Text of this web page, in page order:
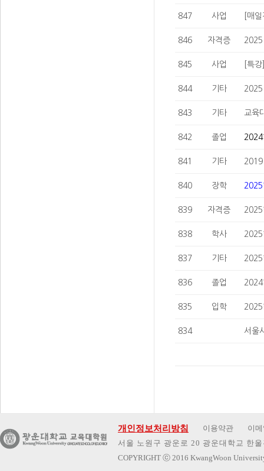
847 사업 [매
846 자격증 2025
845 사업 [특
844 기타 2025
843 기타 교육
842 졸업 2024
841 기타 2019
840 장학 2025
839 자격증 2025
838 학사 2025
837 기타 2025
836 졸업 2024
835 입학 2025
834 서울
개인정보처리방침 이용약관
이
서울 노원구 광운로 20 광운대학교 한
COPYRIGHT ⓒ 2016 KwangWoon